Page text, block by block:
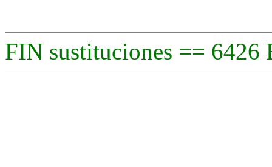
FIN sustituciones == 6426